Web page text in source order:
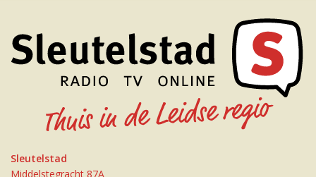
Sleutelstad
Middelstegracht 87A